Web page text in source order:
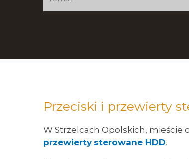
Przeciski i przewierty
W Strzelcach Opolskich, mieście
przewierty sterowane HDD.